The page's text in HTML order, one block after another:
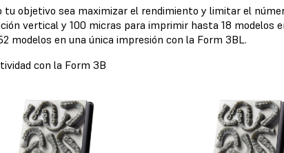
tu objetivo sea maximizar el rendimiento y limitar el
vertical y 100 micras para imprimir hasta 18 modelos
modelos en una única impresión con la Form 3BL.
con la Form 3B